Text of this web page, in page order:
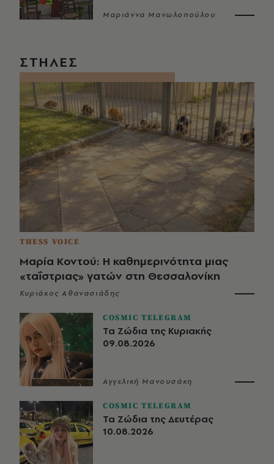
Μαριάννα Μανωλοπούλου
ΣΤΗΛΕΣ
THESS VOICE
Μαρία Κοντού: Η καθημερινότητα μιας
«ταΐστριας» γατών στη Θεσσαλονίκη
Κυριάκος Αθανασιάδης
COSMIC TELEGRAM
Τα Ζώδια της Κυριακής
09.08.2026
Αγγελική Μανουσάκη
COSMIC TELEGRAM
Τα Ζώδια της Δευτέρας
10.08.2026